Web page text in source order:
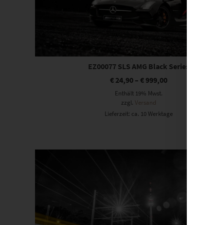
EZ00077 SLS AMG Black Series
€ 24,90 –€ 999,00
Enthält 19% Mwst.
zzgl.Versand
Lieferzeit: ca. 10 Werktage
Dieses Produkt weist mehrere Varianten auf. Die Optionen können auf der Produktseite gewählt werden